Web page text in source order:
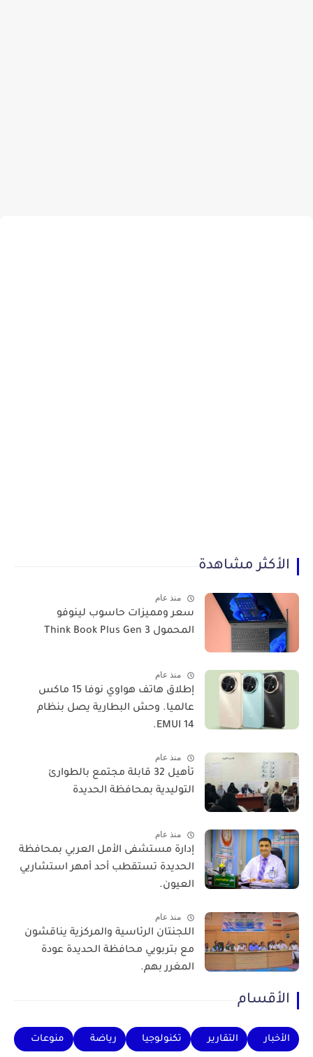
الأكثر مشاهدة
منذ عام
سعر ومميزات حاسوب لينوفو
المحمول Think Book Plus Gen 3
منذ عام
​إطلاق هاتف هواوي نوفا 15 ماكس
عالميا. وحش البطارية يصل بنظام
EMUI 14.
منذ عام
تأهيل 32 قابلة مجتمع بالطوارئ
التوليدية بمحافظة الحديدة
منذ عام
إدارة مستشفى الأمل العربي بمحافظة
الحديدة تستقطب أحد أمهر استشاريي
العيون.
منذ عام
اللجنتان الرئاسية والمركزية يناقشون
مع بتربويي محافظة الحديدة عودة
المغرر بهم.
الأقسام
الأخبار التقارير تكنولوجيا رياضة منوعات